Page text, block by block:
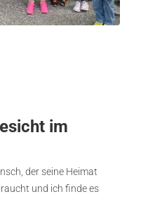
im
der seine Heimat
und ich finde es